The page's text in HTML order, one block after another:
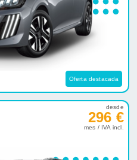
Oferta destacada
desde
296 €
mes / IVA incl.